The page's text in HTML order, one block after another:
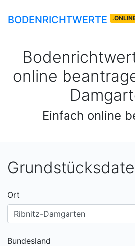
BODENRICHTWERTE
online
Einfach online
Ort
Bundesland